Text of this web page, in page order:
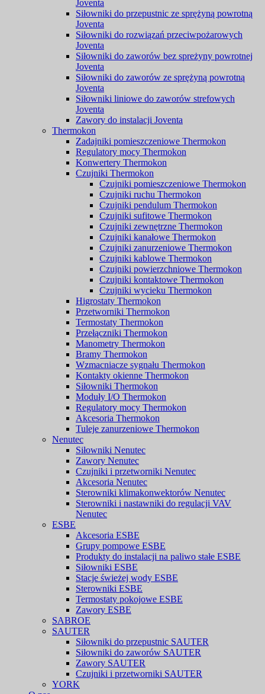
Joventa
Siłowniki do przepustnic ze sprężyną powrotną
Joventa
Siłowniki do rozwiązań przeciwpożarowych
Joventa
Siłowniki do zaworów bez spreżyny powrotnej
Joventa
Siłowniki do zaworów ze sprężyną powrotną
Joventa
Siłowniki liniowe do zaworów strefowych
Joventa
Zawory do instalacji Joventa
Thermokon
Zadajniki pomieszczeniowe Thermokon
Regulatory mocy Thermokon
Konwertery Thermokon
Czujniki Thermokon
Czujniki pomieszczeniowe Thermokon
Czujniki ruchu Thermokon
Czujniki pendulum Thermokon
Czujniki sufitowe Thermokon
Czujniki zewnętrzne Thermokon
Czujniki kanałowe Thermokon
Czujniki zanurzeniowe Thermokon
Czujniki kablowe Thermokon
Czujniki powierzchniowe Thermokon
Czujniki kontaktowe Thermokon
Czujniki wycieku Thermokon
Higrostaty Thermokon
Przetworniki Thermokon
Termostaty Thermokon
Przełączniki Thermokon
Manometry Thermokon
Bramy Thermokon
Wzmacniacze sygnału Thermokon
Kontakty okienne Thermokon
Siłowniki Thermokon
Moduły I/O Thermokon
Regulatory mocy Thermokon
Akcesoria Thermokon
Tuleje zanurzeniowe Thermokon
Nenutec
Siłowniki Nenutec
Zawory Nenutec
Czujniki i przetworniki Nenutec
Akcesoria Nenutec
Sterowniki klimakonwektorów Nenutec
Sterowniki i nastawniki do regulacji VAV
Nenutec
ESBE
Akcesoria ESBE
Grupy pompowe ESBE
Produkty do instalacji na paliwo stałe ESBE
Siłowniki ESBE
Stacje świeżej wody ESBE
Sterowniki ESBE
Termostaty pokojowe ESBE
Zawory ESBE
SABROE
SAUTER
Siłowniki do przepustnic SAUTER
Siłowniki do zaworów SAUTER
Zawory SAUTER
Czujniki i przetworniki SAUTER
YORK